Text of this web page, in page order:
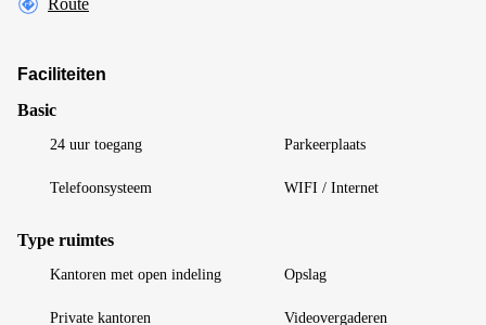
Faciliteiten
Basic
24 uur toegang Parkeerplaats
Telefoonsysteem WIFI / Internet
Type ruimtes
Kantoren met open indeling Opslag
Private kantoren Videovergaderen